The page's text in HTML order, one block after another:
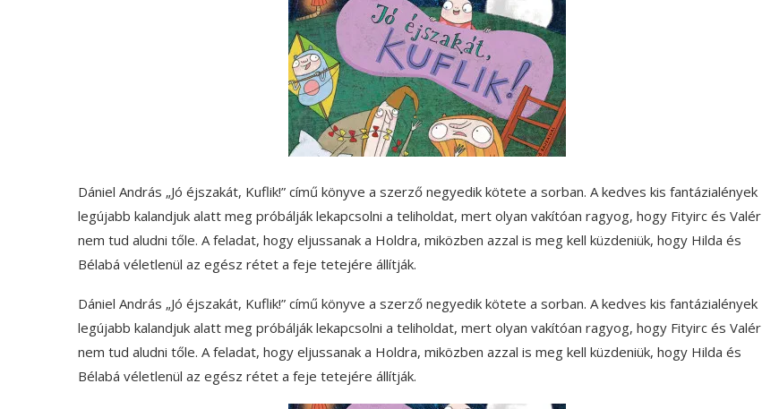
Dániel András „Jó éjszakát, Kuflik!” című könyve a szerző negyedik kötete a sorban. A kedves kis fantázialények
legújabb kalandjuk alatt meg próbálják lekapcsolni a teliholdat, mert olyan vakítóan ragyog, hogy Fityirc és Valér
nem tud aludni tőle. A feladat, hogy eljussanak a Holdra, miközben azzal is meg kell küzdeniük, hogy Hilda és
Bélabá véletlenül az egész rétet a feje tetejére állítják.
Dániel András „Jó éjszakát, Kuflik!” című könyve a szerző negyedik kötete a sorban. A kedves kis fantázialények
legújabb kalandjuk alatt meg próbálják lekapcsolni a teliholdat, mert olyan vakítóan ragyog, hogy Fityirc és Valér
nem tud aludni tőle. A feladat, hogy eljussanak a Holdra, miközben azzal is meg kell küzdeniük, hogy Hilda és
Bélabá véletlenül az egész rétet a feje tetejére állítják.